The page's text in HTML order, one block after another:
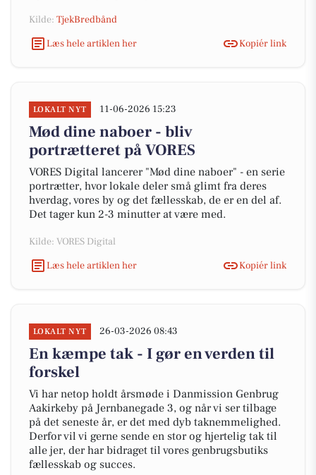
Kilde: TjekBredbånd
Læs hele artiklen her
Kopiér link
LOKALT NYT 11-06-2026 15:23
Mød dine naboer - bliv
portrætteret på VORES
VORES Digital lancerer "Mød dine naboer" - en serie
portrætter, hvor lokale deler små glimt fra deres
hverdag, vores by og det fællesskab, de er en del af.
Det tager kun 2-3 minutter at være med.
Kilde: VORES Digital
Læs hele artiklen her
Kopiér link
LOKALT NYT 26-03-2026 08:43
En kæmpe tak - I gør en verden til
forskel
Vi har netop holdt årsmøde i Danmission Genbrug
Aakirkeby på Jernbanegade 3, og når vi ser tilbage
på det seneste år, er det med dyb taknemmelighed.
Derfor vil vi gerne sende en stor og hjertelig tak til
alle jer, der har bidraget til vores genbrugsbutiks
fællesskab og succes.